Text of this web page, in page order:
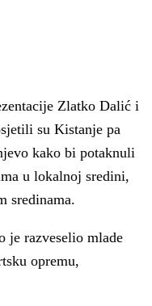
Zlatko Dalić i
su Kistanje pa
kako bi potaknuli
u lokalnoj sredini,
sredinama.
je razveselio mlade
opremu,